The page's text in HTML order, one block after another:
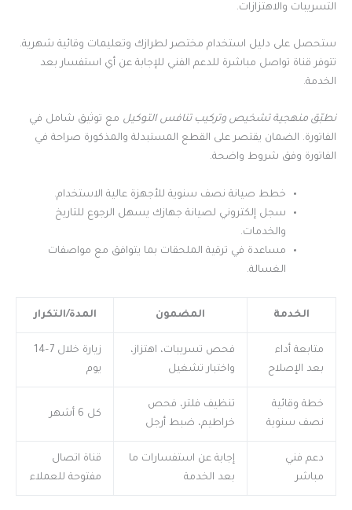
التسريبات والاهتزازات.
ستحصل على دليل استخدام مختصر لطرازك وتعليمات وقائية شهرية.
تتوفر قناة تواصل مباشرة للدعم الفني للإجابة عن أي استفسار بعد
الخدمة.
نطبّق منهجية تشخيص وتركيب تنافس التوكيل مع توثيق شامل في
الفاتورة. الضمان يقتصر على القطع المستبدلة والمذكورة صراحة في
الفاتورة وفق شروط واضحة.
خطط صيانة نصف سنوية للأجهزة عالية الاستخدام.
سجل إلكتروني لصيانة جهازك يسهل الرجوع للتاريخ
والخدمات.
مساعدة في ترقية الملحقات بما يتوافق مع مواصفات
الغسالة.
الخدمة المضمون المدة/التكرار
متابعة أداء
بعد الإصلاح
فحص تسريبات، اهتزاز،
واختبار تشغيل
زيارة خلال 7–14
يوم
خطة وقائية
نصف سنوية
تنظيف فلتر، فحص
خراطيم، ضبط أرجل
كل 6 أشهر
دعم فني
مباشر
إجابة عن استفسارات ما
بعد الخدمة
قناة اتصال
مفتوحة للعملاء